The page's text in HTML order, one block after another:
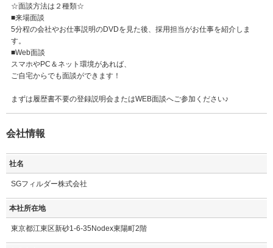
☆面談方法は２種類☆
■来場面談
5分程の会社やお仕事説明のDVDを見た後、採用担当がお仕事を紹介しま
す。
■Web面談
スマホやPC＆ネット環境があれば、
ご自宅からでも面談ができます！
まずは履歴書不要の登録説明会またはWEB面談へご参加ください♪
会社情報
社名
SGフィルダー株式会社
本社所在地
東京都江東区新砂1-6-35Nodex東陽町2階